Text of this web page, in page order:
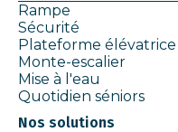
Rampe
Sécurité
Plateforme élévatrice
Monte-escalier
Mise à l'eau
Quotidien séniors
Nos solutions